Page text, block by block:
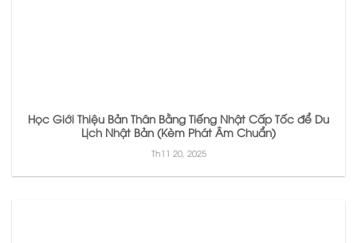
Học Giới Thiệu Bản Thân Bằng Tiếng Nhật Cấp Tốc để Du
Lịch Nhật Bản (Kèm Phát Âm Chuẩn)
Th11 20, 2025